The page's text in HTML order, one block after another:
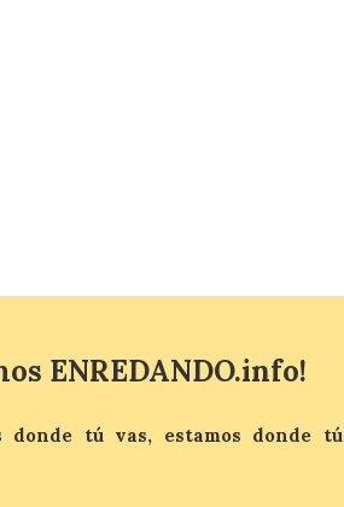
ENREDANDO.info!
donde tú vas, estamos donde tú